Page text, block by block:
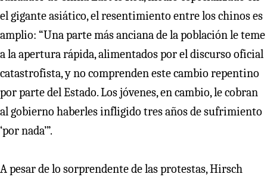
el gigante asiático, el resentimiento entre los chinos es
amplio: “Una parte más anciana de la población le teme
a la apertura rápida, alimentados por el discurso oficial
catastrofista, y no comprenden este cambio repentino
por parte del Estado. Los jóvenes, en cambio, le cobran
al gobierno haberles infligido tres años de sufrimiento
‘por nada’”.
A pesar de lo sorprendente de las protestas, Hirsch